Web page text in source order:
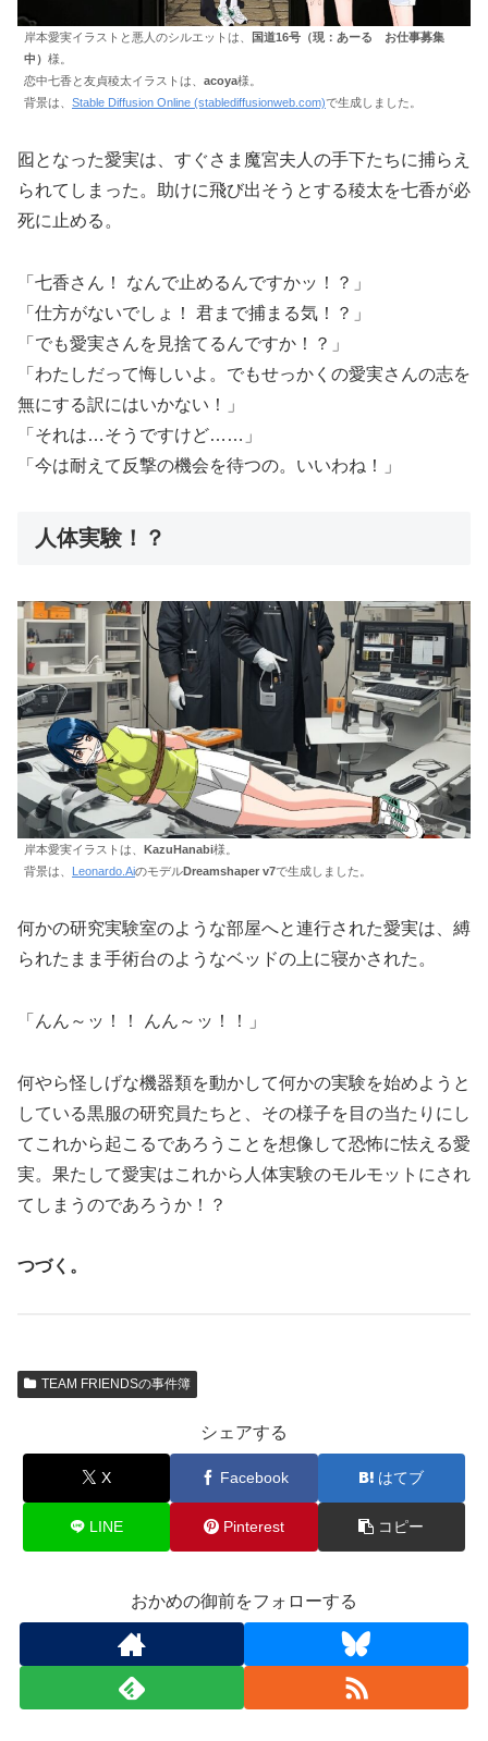
岸本愛実イラストと悪人のシルエットは、
国道16号（現：あーる お仕事募集
中） 様。
恋中七香と友貞稜太イラストは、 acoya様。
背景は、 Stable Diffusion Online (stablediffusionweb.com)で生成しました。
囮となった愛実は、すぐさま魔宮夫人の手下たちに捕らえ
られてしまった。助けに飛び出そうとする稜太を七香が必
死に止める。
「七香さん！ なんで止めるんですかッ！？」
「仕方がないでしょ！ 君まで捕まる気！？」
「でも愛実さんを見捨てるんですか！？」
「わたしだって悔しいよ。でもせっかくの愛実さんの志を
無にする訳にはいかない！」
「それは…そうですけど……」
「今は耐えて反撃の機会を待つの。いいわね！」
人体実験！？
岸本愛実イラストは、 KazuHanabi様。
背景は、 Leonardo.AiのモデルDreamshaper v7で生成しました。
何かの研究実験室のような部屋へと連行された愛実は、縛
られたまま手術台のようなベッドの上に寝かされた。
「んん～ッ！！ んん～ッ！！」
何やら怪しげな機器類を動かして何かの実験を始めようと
している黒服の研究員たちと、その様子を目の当たりにし
てこれから起こるであろうことを想像して恐怖に怯える愛
実。果たして愛実はこれから人体実験のモルモットにされ
てしまうのであろうか！？
つづく。
TEAM FRIENDSの事件簿
シェアする
X Facebook はてブ
LINE Pinterest コピー
おかめの御前をフォローする